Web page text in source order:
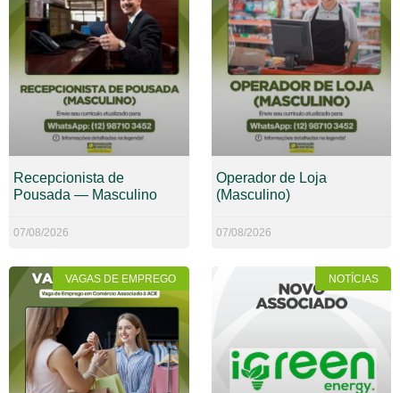
Recepcionista de
Pousada — Masculino
07/08/2026
Operador de Loja
(Masculino)
07/08/2026
VAGAS DE EMPREGO NOTÍCIAS